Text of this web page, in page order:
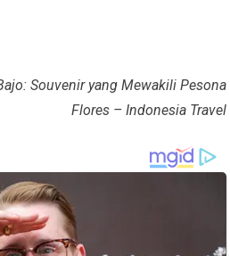
Souvenir yang Mewakili Pesona
Flores – Indonesia Travel